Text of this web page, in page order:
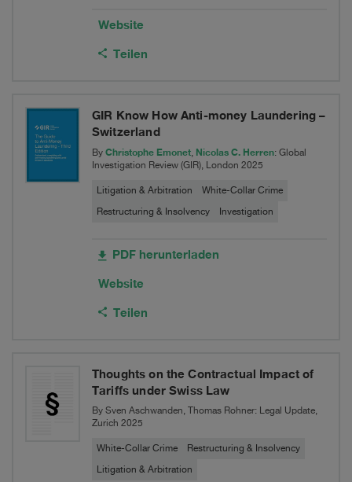
Website
Teilen
GIR Know How Anti-money Laundering –
Switzerland
By Christophe Emonet, Nicolas C. Herren: Global
Investigation Review (GIR), London 2025
Litigation & Arbitration White-Collar Crime
Restructuring & Insolvency Investigation
PDF herunterladen
Website
Teilen
Thoughts on the Contractual Impact of
Tariffs under Swiss Law
By Sven Aschwanden, Thomas Rohner: Legal Update,
Zurich 2025
White-Collar Crime Restructuring & Insolvency
Litigation & Arbitration